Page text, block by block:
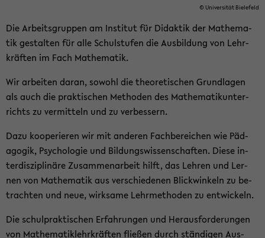
© Uni­ver­si­tät Bie­le­feld
Die Ar­beits­grup­pen am In­sti­tut für Di­dak­tik der Ma­the­ma­
tik ge­stal­ten für alle Schul­stu­fen die Aus­bil­dung von Lehr­
kräf­ten im Fach Ma­the­ma­tik.
Wir ar­bei­ten daran, so­wohl die theo­re­ti­schen Grund­la­gen
als auch die prak­ti­schen Me­tho­den des Ma­the­ma­tik­un­ter­
richts zu ver­mit­teln und zu ver­bes­sern.
Dazu ko­ope­rie­ren wir mit an­de­ren Fach­be­rei­chen wie Päd­
ago­gik, Psy­cho­lo­gie und Bil­dungs­wis­sen­schaf­ten. Diese in­
ter­dis­zi­pli­nä­re Zu­sam­men­ar­beit hilft, das Leh­ren und Ler­
nen von Ma­the­ma­tik aus ver­schie­de­nen Blick­win­keln zu be­
trach­ten und neue, wirk­sa­me Lehr­me­tho­den zu ent­wi­ckeln.
Die schul­prak­ti­schen Er­fah­run­gen und Her­aus­for­de­run­gen
von Ma­the­ma­tik­lehr­kräf­ten flie­ßen durch stän­di­gen Aus­